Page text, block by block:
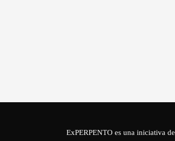
ExPERPENTO es una iniciativa de